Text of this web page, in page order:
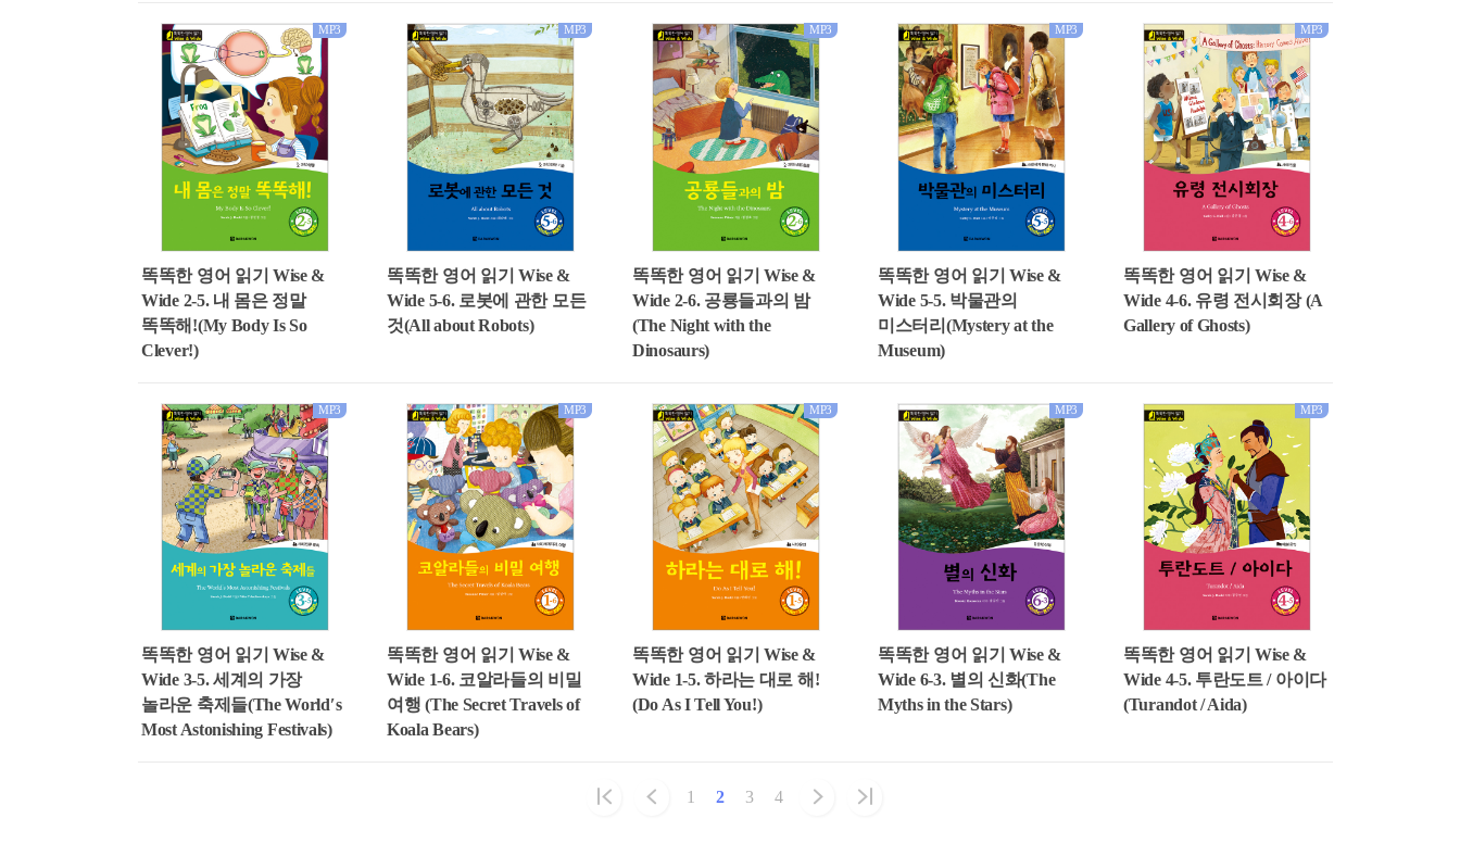
MP3
똑똑한 영어 읽기 Wise &
Wide 2-5. 내 몸은 정말
똑똑해!(My Body Is So
Clever!)
MP3
똑똑한 영어 읽기 Wise &
Wide 5-6. 로봇에 관한 모든
것(All about Robots)
MP3
똑똑한 영어 읽기 Wise &
Wide 2-6. 공룡들과의 밤
(The Night with the
Dinosaurs)
MP3
똑똑한 영어 읽기 Wise &
Wide 5-5. 박물관의
미스터리(Mystery at the
Museum)
MP3
똑똑한 영어 읽기 Wise &
Wide 4-6. 유령 전시회장 (A
Gallery of Ghosts)
MP3
똑똑한 영어 읽기 Wise &
Wide 3-5. 세계의 가장
놀라운 축제들(The World′s
Most Astonishing Festivals)
MP3
똑똑한 영어 읽기 Wise &
Wide 1-6. 코알라들의 비밀
여행 (The Secret Travels of
Koala Bears)
MP3
똑똑한 영어 읽기 Wise &
Wide 1-5. 하라는 대로 해!
(Do As I Tell You!)
MP3
똑똑한 영어 읽기 Wise &
Wide 6-3. 별의 신화(The
Myths in the Stars)
MP3
똑똑한 영어 읽기 Wise &
Wide 4-5. 투란도트 / 아이다
(Turandot / Aida)
1 2 3 4